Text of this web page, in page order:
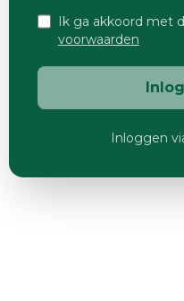
Ik ga akkoord met
voorwaarden
Inloggen